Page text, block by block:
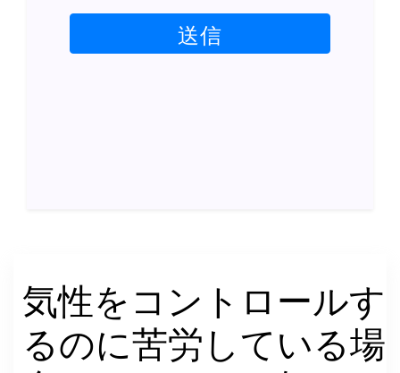
送信
気性をコントロールす
るのに苦労している場